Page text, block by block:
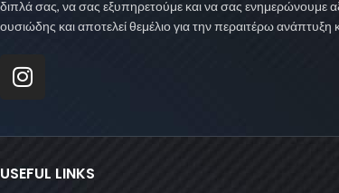
διπλά σας, να σας εξυπηρετούμε και να σας ενημερώνουμε
ουσιώδης και αποτελεί θεμέλιο για την περαιτέρω
USEFUL LINKS